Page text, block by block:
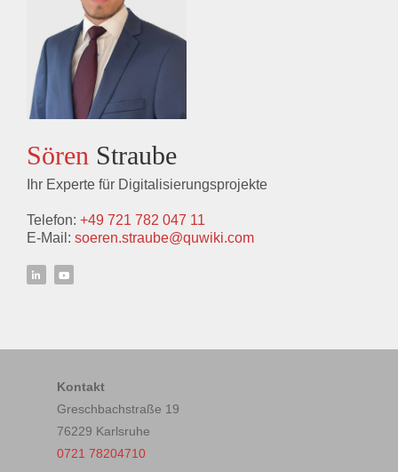
Sören Straube
Ihr Experte für Digitalisierungsprojekte
Telefon: +49 721 782 047 11
E-Mail: soeren.straube@quwiki.com
Kontakt
Greschbachstraße 19
76229 Karlsruhe
0721 78204710